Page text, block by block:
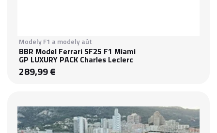
Modely F1 a modely aút
BBR Model Ferrari SF25 F1 Miami
GP LUXURY PACK Charles Leclerc
289,99 €